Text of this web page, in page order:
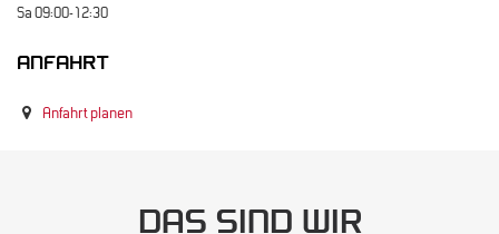
Sa 09:00-12:30
ANFAHRT
Anfahrt planen
DAS SIND WIR